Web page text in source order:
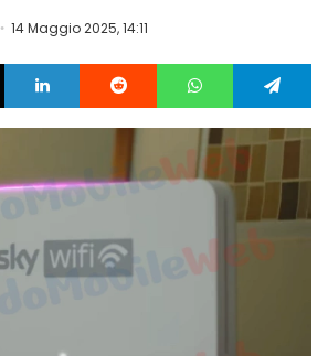
14 Maggio 2025, 14:11
X LinkedIn Reddit WhatsApp